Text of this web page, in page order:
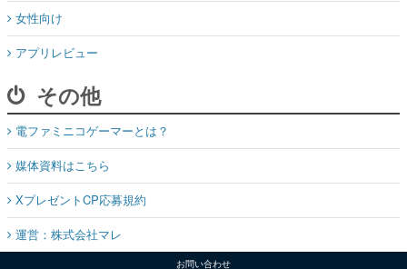
女性向け
アプリレビュー
その他
電ファミニコゲーマーとは？
媒体資料はこちら
XプレゼントCP応募規約
運営：株式会社マレ
お問い合わせ